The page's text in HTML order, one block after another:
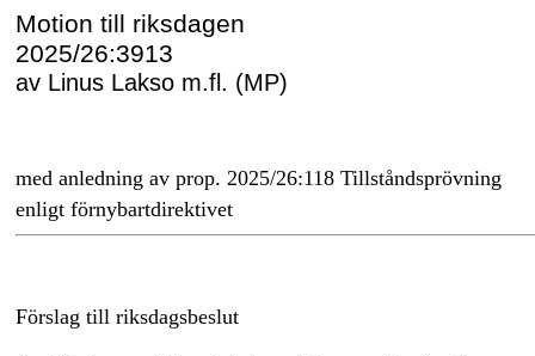
Motion till riksdagen
2025/26:3913
av Linus Lakso m.fl. (MP)
med anledning av prop. 2025/26:118 Tillståndsprövning
enligt förnybartdirektivet
Förslag till riksdagsbeslut